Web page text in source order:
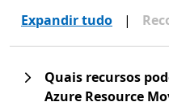
Expandir tudo |
Quais recursos
Azure Resource